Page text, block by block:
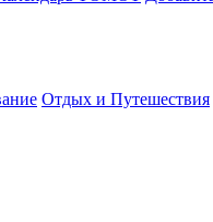
Отдых и Путешествия